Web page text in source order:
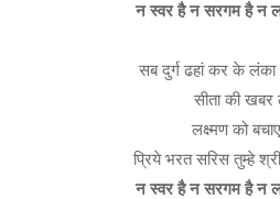
न स्वर है न सरगम है न
सब दुर्ग ढहां कर के
सीता की खबर
लक्ष्मण को
प्रिये भरत सरिस तुम्हे
न स्वर है न सरगम है न